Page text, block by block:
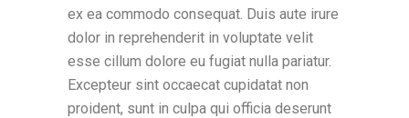
ex ea commodo consequat. Duis aute irure
dolor in reprehenderit in voluptate velit
esse cillum dolore eu fugiat nulla pariatur.
Excepteur sint occaecat cupidatat non
proident, sunt in culpa qui officia deserunt